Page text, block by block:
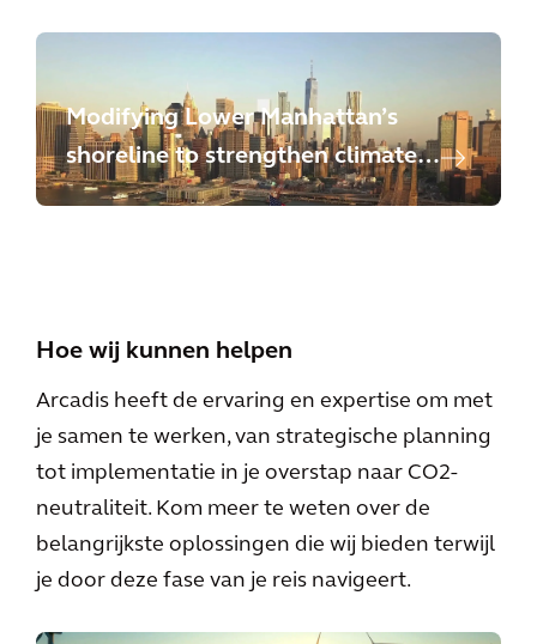
Modifying Lower Manhattan’s
shoreline to strengthen climate
resilience
Hoe wij kunnen helpen
Arcadis heeft de ervaring en expertise om met
je samen te werken, van strategische planning
tot implementatie in je overstap naar CO2-
neutraliteit. Kom meer te weten over de
belangrijkste oplossingen die wij bieden terwijl
je door deze fase van je reis navigeert.